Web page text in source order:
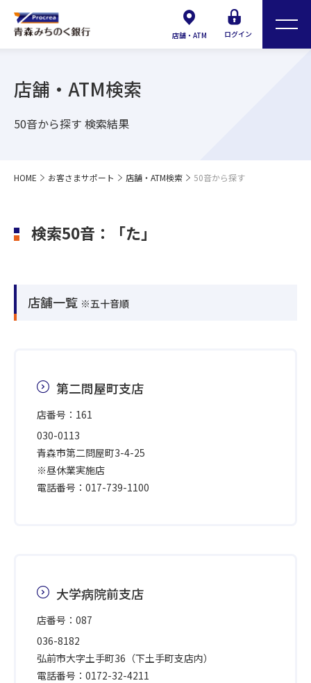
店舗・ATM ログイン
店舗・ATM検索
50音から探す 検索結果
HOME お客さまサポート 店舗・ATM検索 50音から探す
検索50音：「た」
店舗一覧 ※五十音順
第二問屋町支店
店番号：161
030-0113
青森市第二問屋町3-4-25
※昼休業実施店
電話番号：017-739-1100
大学病院前支店
店番号：087
036-8182
弘前市大字土手町36（下土手町支店内）
電話番号：0172-32-4211